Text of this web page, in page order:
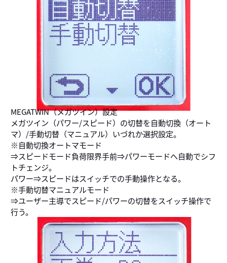
MEGATWIN（メガツイン）設定
メガツイン（パワー/スピード）の切替を自動切換（オート
マ）/手動切替（マニュアル）いづれか選択設定。
※自動切換オートマモード
⇒スピードモード負荷限界手前⇒パワーモードへ自動でシフ
トチェンジ。
パワー⇒スピードはスイッチでの手動操作となる。
※手動切替マニュアルモード
⇒ユーザー主導でスピード/パワーの切替をスイッチ操作で
行う。